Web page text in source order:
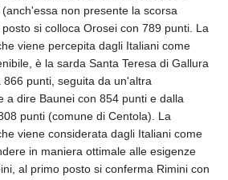
LVL 0.698221
LYD 7.356456
MAD 10.767203
MDL 20.079427
MGA 4961.611298
MKD 61.52518
MMK 2423.376627
MNT 4150.658845
MOP 9.324769
non presente la scorsa
si colloca Orosei con 789 punti. La
viene percepita dagli Italiani come
è la sarda Santa Teresa di Gallura
punti, seguita da un'altra
a dire Baunei con 854 punti e dalla
punti (comune di Centola). La
viene considerata dagli Italiani come
in maniera ottimale alle esigenze
al primo posto si conferma Rimini con